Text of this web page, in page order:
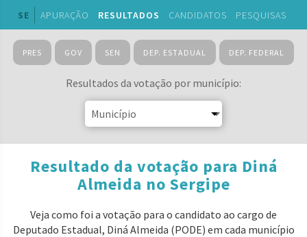
SE APURAÇÃO RESULTADOS CANDIDATOS PESQUISAS
PRES GOV SEN DEP. ESTADUAL DEP. FEDERAL
Resultados da votação por município:
Resultado da votação para Diná
Almeida no Sergipe
Veja como foi a votação para o candidato ao cargo de
Deputado Estadual, Diná Almeida (PODE) em cada município